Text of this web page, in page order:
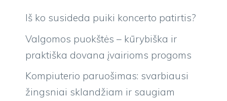
Iš ko susideda puiki koncerto patirtis?
Valgomos puokštės – kūrybiška ir
praktiška dovana įvairioms progoms
Kompiuterio paruošimas: svarbiausi
žingsniai sklandžiam ir saugiam